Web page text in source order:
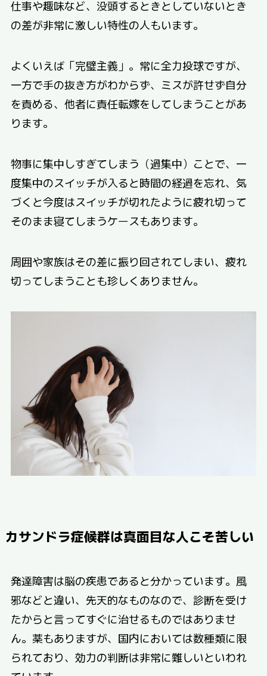
仕事や趣味など、没頭するときとしていないとき
の差が非常に激しい特性の人もいます。
よくいえば「完璧主義」。常に全力投球ですが、
一方で手の抜き方がわからず、ミスが許せず自分
を責める、他者に責任転嫁をしてしまうことがあ
ります。
物事に集中しすぎてしまう（過集中）ことで、一
度集中のスイッチが入ると時間の経過を忘れ、気
づくと今度はスイッチが切れたように疲れ切って
そのまま寝てしまうケースもあります。
周囲や家族はその差に振り回されてしまい、疲れ
切ってしまうことも珍しくありません。
カサンドラ症候群は真面目な人こそ苦しい
発達障害は脳の疾患であると分かっています。風
邪などと違い、先天的なものなので、診断を受け
たからと言ってすぐに治せるものではありませ
ん。薬もありますが、国内においては数種類に限
られており、効力の判断は非常に難しいといわれ